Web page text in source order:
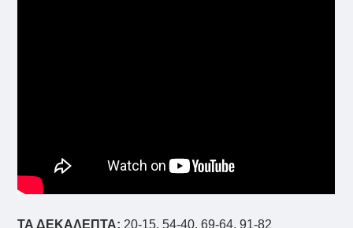
ΤΑ ΔΕΚΑΛΕΠΤΑ: 20-15, 54-40, 69-64, 91-82